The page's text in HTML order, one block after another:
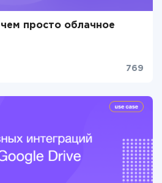
просто облачное
769